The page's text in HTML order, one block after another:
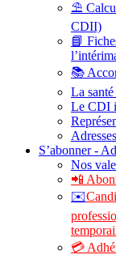
⛱️
CDII)
📘
📚
La
Le CDI
S’abonner -
Nos
📲
✉️
💳